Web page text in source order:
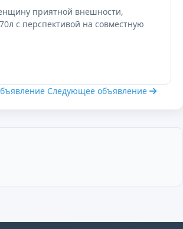
приятной внешности,
с перспективой на совместную
Следующее объявление